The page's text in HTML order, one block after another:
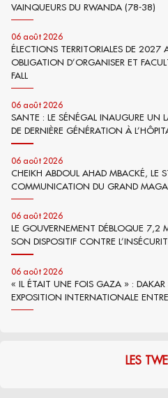
VAINQUEURS DU RWANDA (78-38)
06 août 2026
ÉLECTIONS TERRITORIALES DE 2027
OBLIGATION D’ORGANISER ET
FALL
06 août 2026
SANTE : LE SÉNÉGAL INAUGURE UN
DE DERNIÈRE GÉNÉRATION À
06 août 2026
CHEIKH ABDOUL AHAD MBACKÉ, LE
COMMUNICATION DU GRAND
06 août 2026
LE GOUVERNEMENT DÉBLOQUE 7,2
SON DISPOSITIF CONTRE
06 août 2026
« IL ÉTAIT UNE FOIS GAZA » : DAKAR
EXPOSITION INTERNATIONALE
LES